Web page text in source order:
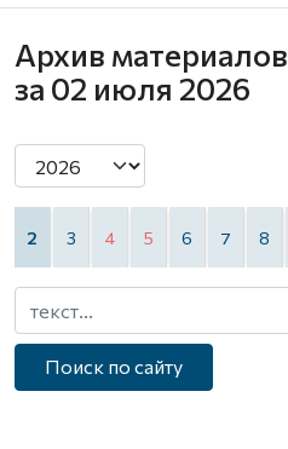
Архив материалов
за 02 июля 2026
2 3 4 5 6 7 8
Поиск по сайту